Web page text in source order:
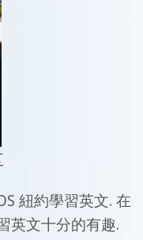
紐約學習英文. 在
英文十分的有趣.